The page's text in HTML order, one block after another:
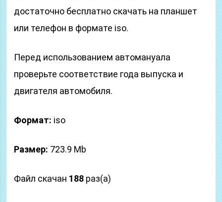
достаточно бесплатно скачать на планшет
или телефон в формате iso.
Перед использованием автомануала
проверьте соответствие года выпуска и
двигателя автомобиля.
Формат: iso
Размер: 723.9 Mb
Файл скачан 188 раз(а)